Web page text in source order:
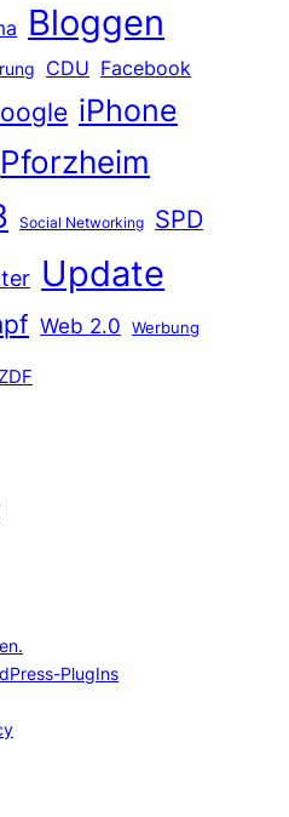
Bloggen
CDU Facebook
iPhone
Pforzheim
Social Networking
SPD
Update
Web 2.0 Werbung
PlugIns